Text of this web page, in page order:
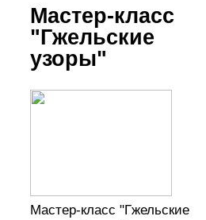
Мастер-класс
"Гжельские
узоры"
Мастер-класс "Гжельские